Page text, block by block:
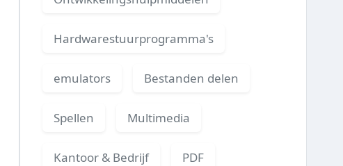
Hardwarestuurprogramma's
emulators Bestanden delen
Spellen Multimedia
Kantoor & Bedrijf PDF